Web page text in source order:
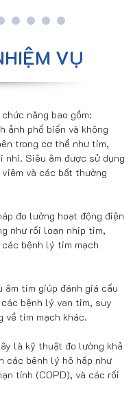
VỤ
năng bao gồm:
ảnh phổ biến và không
trong cơ thể như tim,
nhi. Siêu âm được sử dụng
và các bất thường
đo lường hoạt động điện
như rối loạn nhịp tim,
bệnh lý tim mạch
âm tim giúp đánh giá cấu
bệnh lý van tim, suy
về tim mạch khác.
là kỹ thuật đo lường khả
các bệnh lý hô hấp như
tính (COPD), và các rối